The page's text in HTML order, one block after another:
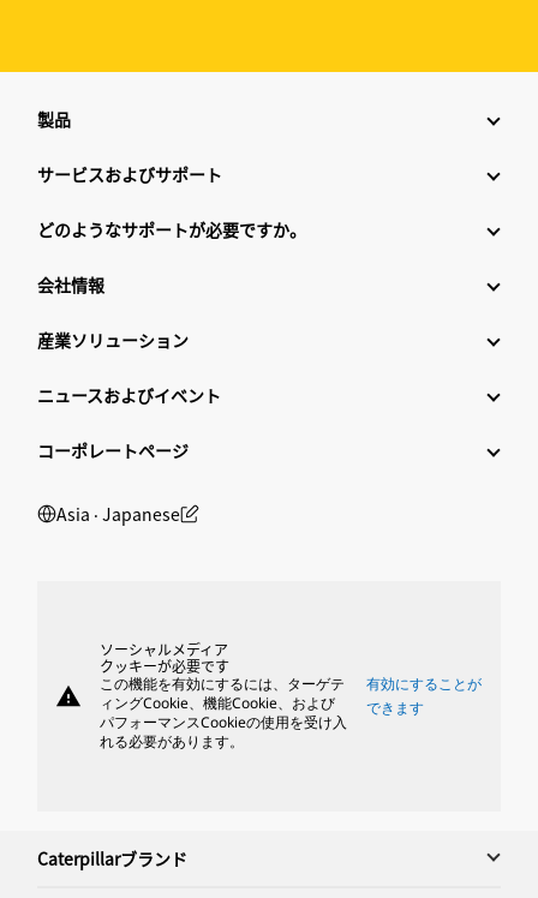
製品
サービスおよびサポート
どのようなサポートが必要ですか。
会社情報
産業ソリューション
ニュースおよびイベント
コーポレートページ
Asia ‧ Japanese
warning
ソーシャルメディア
クッキーが必要です
この機能を有効にするには、ターゲテ
ィングCookie、機能Cookie、および
パフォーマンスCookieの使用を受け入
れる必要があります。
有効にすることが
できます
Caterpillarブランド